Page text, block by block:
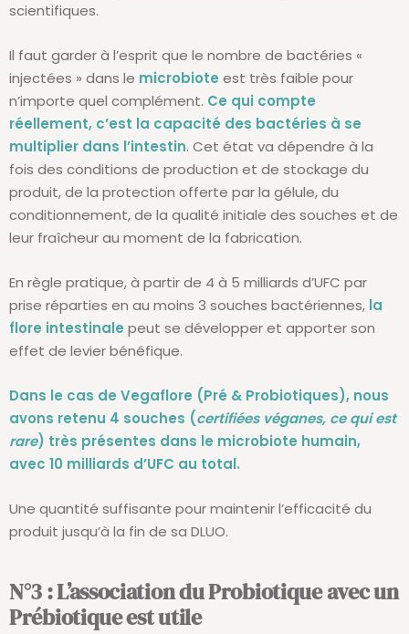
scientifiques.
Il faut garder à l’esprit que le nombre de bactéries «
injectées » dans le microbiote est très faible pour
n’importe quel complément. Ce qui compte
réellement, c’est la capacité des bactéries à se
multiplier dans l’intestin. Cet état va dépendre à la
fois des conditions de production et de stockage du
produit, de la protection offerte par la gélule, du
conditionnement, de la qualité initiale des souches et de
leur fraîcheur au moment de la fabrication.
En règle pratique, à partir de 4 à 5 milliards d’UFC par
prise réparties en au moins 3 souches bactériennes, la
flore intestinale peut se développer et apporter son
effet de levier bénéfique.
Dans le cas de Vegaflore (Pré & Probiotiques), nous
avons retenu 4 souches (certifiées véganes, ce qui est
rare) très présentes dans le microbiote humain,
avec 10 milliards d’UFC au total.
Une quantité suffisante pour maintenir l’efficacité du
produit jusqu’à la fin de sa DLUO.
N°3 : L’association du Probiotique avec un
Prébiotique est utile